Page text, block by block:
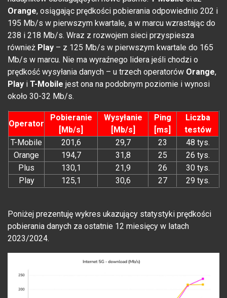
Orange, osiągając prędkości pobierania odpowiednio 202 i
195 Mb/s w pierwszym kwartale, a w marcu wzrastając do
238 i 218 Mb/s. Wraz z rozwojem sieci przyspiesza
również Play – z 125 Mb/s w pierwszym kwartale do 165
Mb/s w marcu. Nie ma wyraźnego lidera jeśli chodzi o
prędkość wysyłania danych – u trzech operatorów Orange,
Play i T-Mobile jest ona na podobnym poziomie i wynosi
około 30-32 Mb/s.
Operator
Pobieranie
[Mb/s]
Wysyłanie
[Mb/s]
Ping
[ms]
Liczba
testów
T-Mobile
201,6 29,7 23
48 tys.
Orange
194,7 31,8 25
26 tys.
Plus
130,1 21,9 26
30 tys.
Play
125,1 30,6 27 29 tys.
Poniżej prezentuję wykres ukazujący statystyki prędkości
pobierania danych za ostatnie 12 miesięcy w latach
2023/2024.